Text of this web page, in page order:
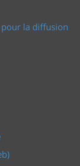
pour la diffusion